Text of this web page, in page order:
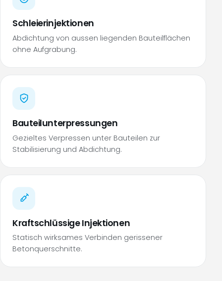
Schleierinjektionen
Abdichtung von aussen liegenden Bauteilflächen
ohne Aufgrabung.
Bauteilunterpressungen
Gezieltes Verpressen unter Bauteilen zur
Stabilisierung und Abdichtung.
Kraftschlüssige Injektionen
Statisch wirksames Verbinden gerissener
Betonquerschnitte.